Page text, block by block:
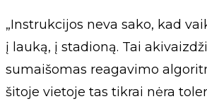
„Instrukcijos neva sako, kad
į lauką, į stadioną. Tai
sumaišomas reagavimo
šitoje vietoje tas tikrai nėra